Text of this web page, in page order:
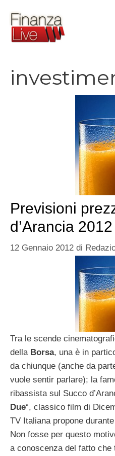
contenuto
Previsioni
d’Arancia 2012
12 Gennaio 2012 di
Tra le scende
della Borsa, una è in
da chiunque (anche da
vuole sentir parlare); la
ribassista sul Succo
Due“, classico film di
TV Italiana propone
Non fosse per questo
a conoscenza del fatto